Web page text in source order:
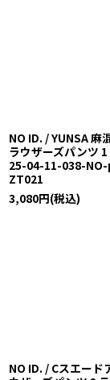
NO ID. / YUNSA 麻
ラウザーズパンツ
25-04-11-038-NO-
ZT021
3,080円(税込)
NO ID. / Cスエード